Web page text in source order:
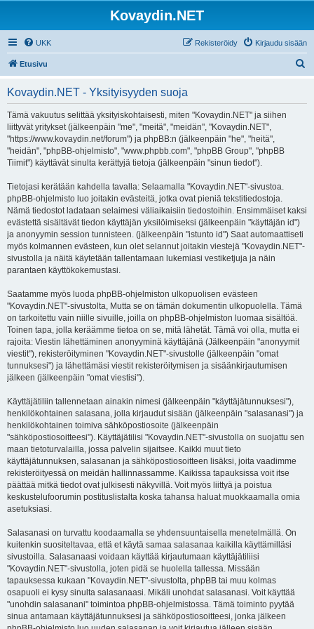
Kovaydin.NET
UKK Kirjaudu sisään
Rekisteröidy
Etusivu
Kovaydin.NET - Yksityisyyden suoja
Tämä vakuutus selittää yksityiskohtaisesti, miten "Kovaydin.NET" ja siihen
liittyvät yritykset (jälkeenpäin "me", "meitä", "meidän", "Kovaydin.NET",
"https://www.kovaydin.net/forum") ja phpBB:n (jälkeenpäin "he", "heitä",
"heidän", "phpBB-ohjelmisto", "www.phpbb.com", "phpBB Group", "phpBB
Tiimit") käyttävät sinulta kerättyjä tietoja (jälkeenpäin "sinun tiedot").
Tietojasi kerätään kahdella tavalla: Selaamalla "Kovaydin.NET"-sivustoa.
phpBB-ohjelmisto luo joitakin evästeitä, jotka ovat pieniä tekstitiedostoja.
Nämä tiedostot ladataan selaimesi väliaikaisiin tiedostoihin. Ensimmäiset kaksi
evästettä sisältävät tiedon käyttäjän yksilöimiseksi (jälkeenpäin "käyttäjän id")
ja anonyymin session tunnisteen. (jälkeenpäin "istunto id") Saat automaattiseti
myös kolmannen evästeen, kun olet selannut joitakin viestejä "Kovaydin.NET"-
sivustolla ja näitä käytetään tallentamaan lukemiasi vestiketjuja ja näin
parantaen käyttökokemustasi.
Saatamme myös luoda phpBB-ohjelmiston ulkopuolisen evästeen
"Kovaydin.NET"-sivustolta, Mutta se on tämän dokumentin ulkopuolella. Tämä
on tarkoitettu vain niille sivuille, joilla on phpBB-ohjelmiston luomaa sisältöä.
Toinen tapa, jolla keräämme tietoa on se, mitä lähetät. Tämä voi olla, mutta ei
rajoita: Viestin lähettäminen anonyyminä käyttäjänä (Jälkeenpäin "anonyymit
viestit"), rekisteröityminen "Kovaydin.NET"-sivustolle (jälkeenpäin "omat
tunnuksesi") ja lähettämäsi viestit rekisteröitymisen ja sisäänkirjautumisen
jälkeen (jälkeenpäin "omat viestisi").
Käyttäjätiliin tallennetaan ainakin nimesi (jälkeenpäin "käyttäjätunnuksesi"),
henkilökohtainen salasana, jolla kirjaudut sisään (jälkeenpäin "salasanasi") ja
henkilökohtainen toimiva sähköpostiosoite (jälkeenpäin
"sähköpostiosoitteesi"). Käyttäjätilisi "Kovaydin.NET"-sivustolla on suojattu sen
maan tietoturvalailla, jossa palvelin sijaitsee. Kaikki muut tieto
käyttäjätunnuksen, salasanan ja sähköpostiosoitteen lisäksi, joita vaadimme
rekisteröityessä on meidän hallinnassamme. Kaikissa tapauksissa voit itse
päättää mitkä tiedot ovat julkisesti näkyvillä. Voit myös liittyä ja poistua
keskustelufoorumin postituslistalta koska tahansa haluat muokkaamalla omia
asetuksiasi.
Salasanasi on turvattu koodaamalla se yhdensuuntaisella menetelmällä. On
kuitenkin suositeltavaa, että et käytä samaa salasanaa kaikilla käyttämilläsi
sivustoilla. Salasanaasi voidaan käyttää kirjautumaan käyttäjätiliisi
"Kovaydin.NET"-sivustolla, joten pidä se huolella tallessa. Missään
tapauksessa kukaan "Kovaydin.NET"-sivustolta, phpBB tai muu kolmas
osapuoli ei kysy sinulta salasanaasi. Mikäli unohdat salasanasi. Voit käyttää
"unohdin salasanani" toimintoa phpBB-ohjelmistossa. Tämä toiminto pyytää
sinua antamaan käyttäjätunnuksesi ja sähköpostiosoitteesi, jonka jälkeen